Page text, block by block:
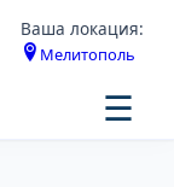
Ваша локация:
Мелитополь
☰